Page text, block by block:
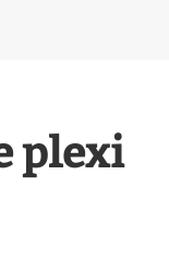
plexi